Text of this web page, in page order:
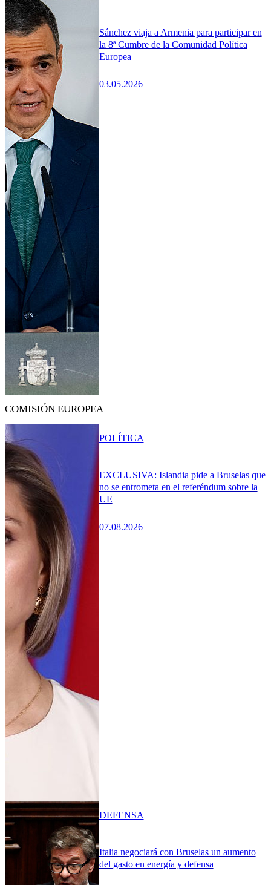
Sánchez viaja a Armenia para participar en
la 8ª Cumbre de la Comunidad Política
Europea
03.05.2026
COMISIÓN EUROPEA
EXCLUSIVA: Islandia pide a Bruselas que
no se entrometa en el referéndum sobre la
UE
07.08.2026
POLÍTICA
Italia negociará con Bruselas un aumento
del gasto en energía y defensa
DEFENSA